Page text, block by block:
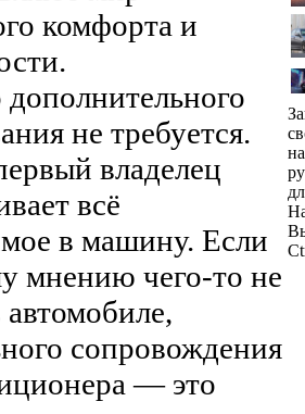
комфорта и
не требуется.
владелец
всё
в машину. Если
мнению чего-то не
автомобиле,
сопровождения
— это